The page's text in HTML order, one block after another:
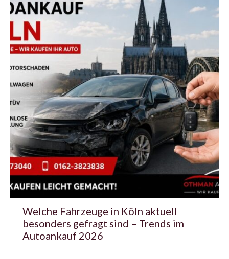
Welche Fahrzeuge in Köln aktuell
besonders gefragt sind – Trends im
Autoankauf 2026